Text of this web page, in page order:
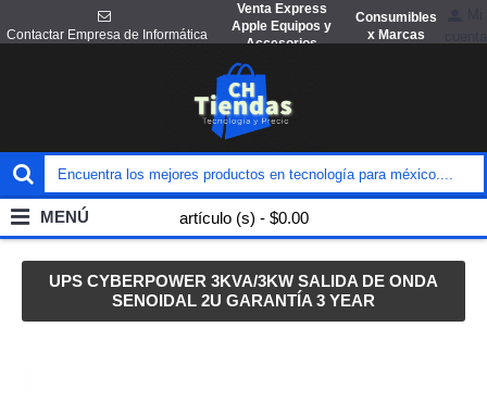
Contactar Empresa de Informática
Venta Express
Apple Equipos y
Accesorios
Consumibles
x Marcas
artículo (s) - $0.00
MENÚ
UPS CYBERPOWER 3KVA/3KW SALIDA DE ONDA
SENOIDAL 2U GARANTÍA 3 YEAR